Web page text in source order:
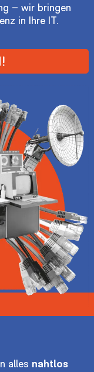
UND
HARDWARE
CLOUD-
TELEFONIE
– wir bringen
in Ihre IT.
alles nahtlos